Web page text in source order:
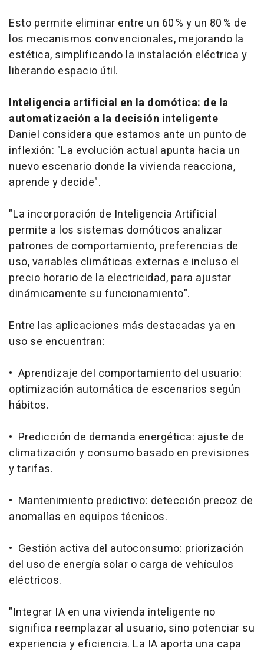
Esto permite eliminar entre un 60 % y un 80 % de
los mecanismos convencionales, mejorando la
estética, simplificando la instalación eléctrica y
liberando espacio útil.
Inteligencia artificial en la domótica: de la
automatización a la decisión inteligente
Daniel considera que estamos ante un punto de
inflexión: "La evolución actual apunta hacia un
nuevo escenario donde la vivienda reacciona,
aprende y decide".
"La incorporación de Inteligencia Artificial
permite a los sistemas domóticos analizar
patrones de comportamiento, preferencias de
uso, variables climáticas externas e incluso el
precio horario de la electricidad, para ajustar
dinámicamente su funcionamiento".
Entre las aplicaciones más destacadas ya en
uso se encuentran:
• Aprendizaje del comportamiento del usuario:
optimización automática de escenarios según
hábitos.
• Predicción de demanda energética: ajuste de
climatización y consumo basado en previsiones
y tarifas.
• Mantenimiento predictivo: detección precoz de
anomalías en equipos técnicos.
• Gestión activa del autoconsumo: priorización
del uso de energía solar o carga de vehículos
eléctricos.
"Integrar IA en una vivienda inteligente no
significa reemplazar al usuario, sino potenciar su
experiencia y eficiencia. La IA aporta una capa